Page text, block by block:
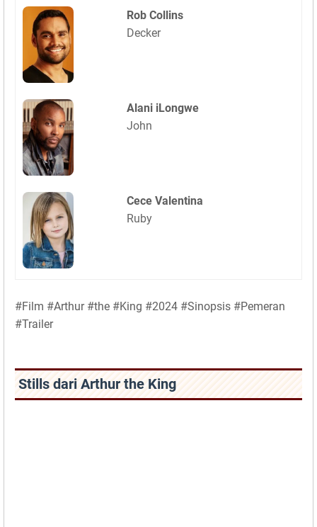
Rob Collins
Decker
Alani iLongwe
John
Cece Valentina
Ruby
#Film #Arthur #the #King #2024 #Sinopsis #Pemeran
#Trailer
Stills dari Arthur the King